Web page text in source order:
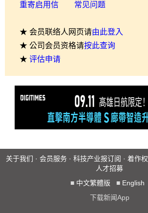
重寄启用信 常见问题
★ 会员联络人网页请由此登入
★ 公司会员资格请按此查询
★ 评估申请
关于我们 · 会员服务 · 科技产业报订阅 · 着作权
人才招募
■ 中文繁體版 ■ English
下载新闻App